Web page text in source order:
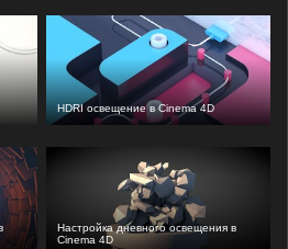
HDRI освещение в Cinema 4D
Настройка дневного освещения в
Cinema 4D